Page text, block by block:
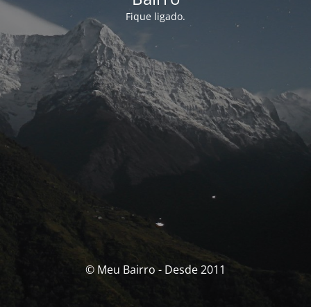
Fique ligado.
© Meu Bairro - Desde 2011